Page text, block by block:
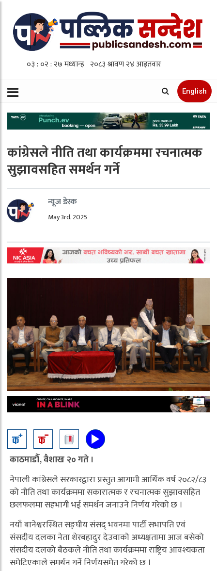
English
कांग्रेसले नीति तथा कार्यक्रममा रचनात्मक
सुझावसहित समर्थन गर्ने
न्यूज डेस्क
May 3rd, 2025
काठमाडौँ, वैशाख २० गते ।
नेपाली कांग्रेसले सरकारद्वारा प्रस्तुत आगामी आर्थिक वर्ष २०८२/८३
को नीति तथा कार्यक्रममा सकारात्मक र रचनात्मक सुझावसहित
छलफलमा सहभागी भई समर्थन जनाउने निर्णय गरेको छ ।
नयाँ बानेश्वरस्थित सङ्घीय संसद् भवनमा पार्टी सभापति एवं
संसदीय दलका नेता शेरबहादुर देउवाको अध्यक्षतामा आज बसेको
संसदीय दलको बैठकले नीति तथा कार्यक्रममा राष्ट्रिय आवश्यकता
समेटिएकाले समर्थन गर्ने निर्णयसमेत गरेको छ ।